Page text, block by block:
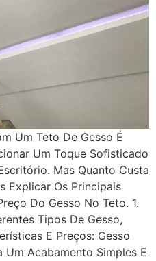
Um Teto De Gesso É
Um Toque Sofisticado
Mas Quanto Custa
Explicar Os Principais
Do Gesso No Teto. 1.
Tipos De Gesso,
E Preços: Gesso
Um Acabamento Simples E